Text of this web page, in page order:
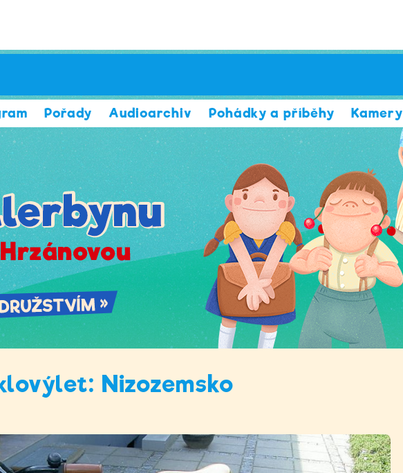
Pořady Audioarchiv Pohádky a příběhy Kamery
Nizozemsko